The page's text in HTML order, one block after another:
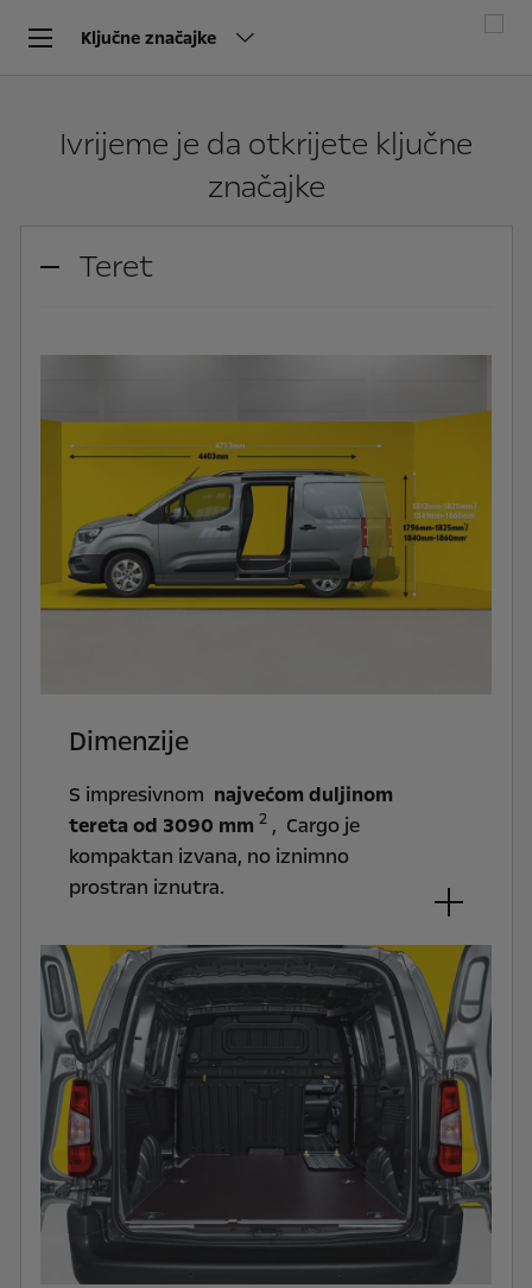
Ključne značajke
Ivrijeme je da otkrijete ključne
značajke
Teret
Dimenzije
S impresivnom najvećom duljinom
tereta od 3090 mm 2, Cargo je
kompaktan izvana, no iznimno
prostran iznutra.